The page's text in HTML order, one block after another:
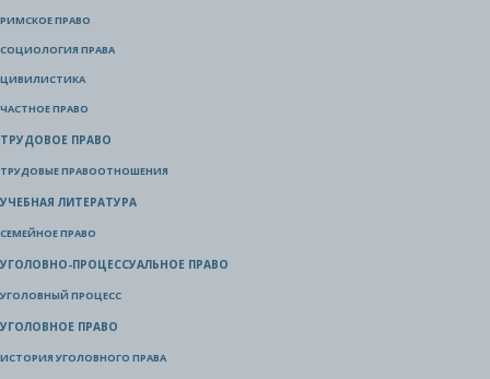
РИМСКОЕ ПРАВО
СОЦИОЛОГИЯ ПРАВА
ЦИВИЛИСТИКА
ЧАСТНОЕ ПРАВО
ТРУДОВОЕ ПРАВО
ТРУДОВЫЕ ПРАВООТНОШЕНИЯ
УЧЕБНАЯ ЛИТЕРАТУРА
СЕМЕЙНОЕ ПРАВО
УГОЛОВНО-ПРОЦЕССУАЛЬНОЕ ПРАВО
УГОЛОВНЫЙ ПРОЦЕСС
УГОЛОВНОЕ ПРАВО
ИСТОРИЯ УГОЛОВНОГО ПРАВА